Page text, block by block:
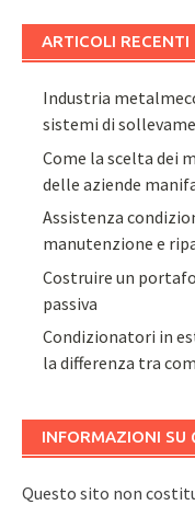
ARTICOLI RECENTI
Industria
sistemi di
Come la scelta dei
delle aziende
Assistenza
manutenzione e
Costruire un
passiva
Condizionatori in
la differenza tra
INFORMAZIONI SU
Questo sito non